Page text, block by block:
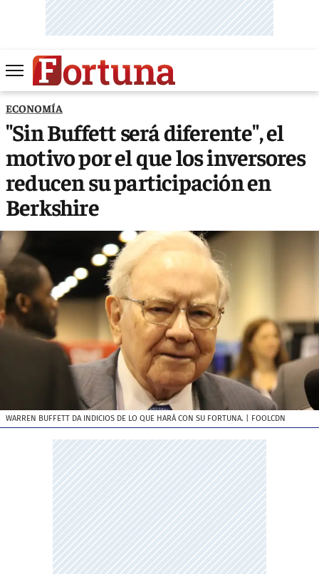
ECONOMÍA
"Sin Buffett será diferente", el
motivo por el que los inversores
reducen su participación en
Berkshire
WARREN BUFFETT DA INDICIOS DE LO QUE HARÁ CON SU FORTUNA. | FOOLCDN